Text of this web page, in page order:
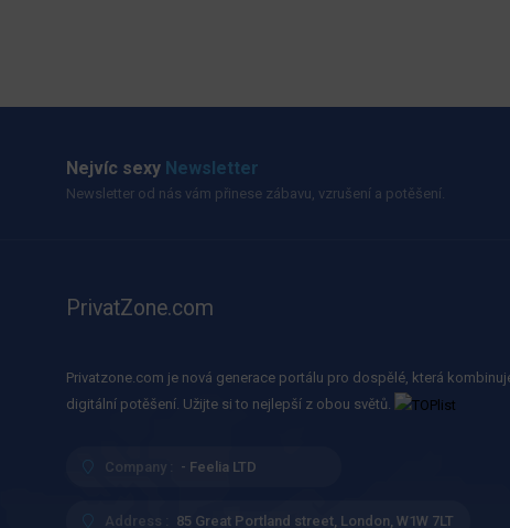
Nejvíc sexy Newsletter
Newsletter od nás vám přinese zábavu, vzrušení a potěšení.
PrivatZone.com
Privatzone.com je nová generace portálu pro dospělé, která
digitální potěšení. Užijte si to nejlepší z obou světů.
Company : - Feelia LTD
Address : 85 Great Portland street, London, W1W 7LT